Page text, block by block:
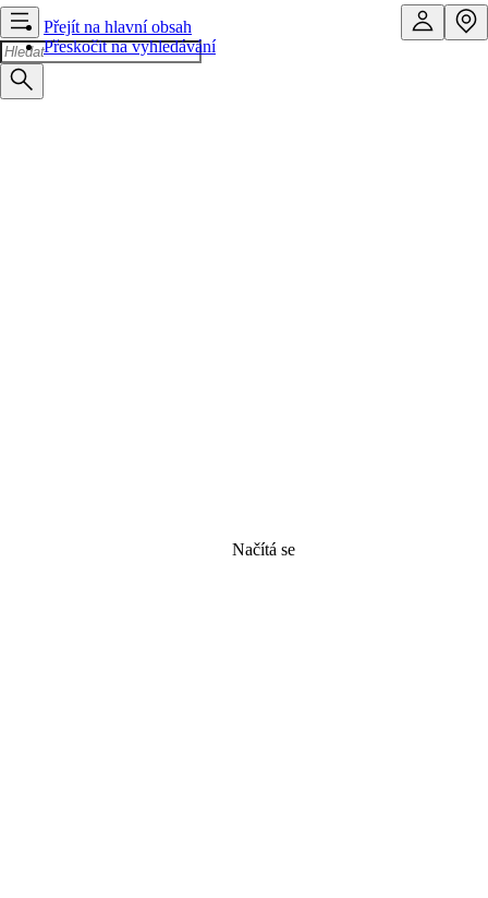
Přejít na hlavní obsah
Přeskočit na vyhledávání
Načítá se